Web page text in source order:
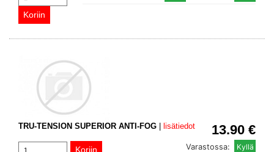
13.90 €
TRU-TENSION SUPERIOR ANTI-FOG lisätiedot
Varastossa: